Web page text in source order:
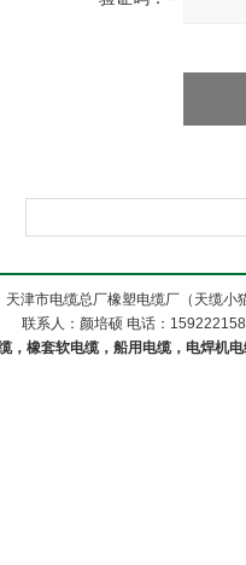
天津市电缆总厂橡塑电缆厂（天缆
联系人：颜培硕 电话：
，橡套软电缆，船用电缆，电焊机